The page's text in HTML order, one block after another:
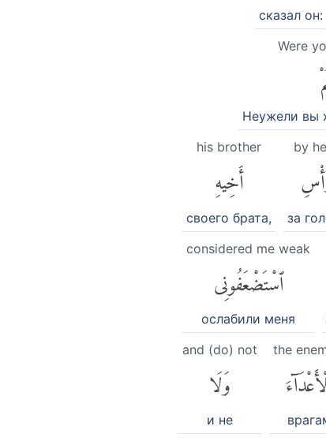
сказал он:
Were
Неужели вы
by
за
his brother
أَخِيهِ
своего брата,
considered me weak
ٱسْتَضْعَفُونِى
ослабили меня
the
and (do) not
وَلَا
и не